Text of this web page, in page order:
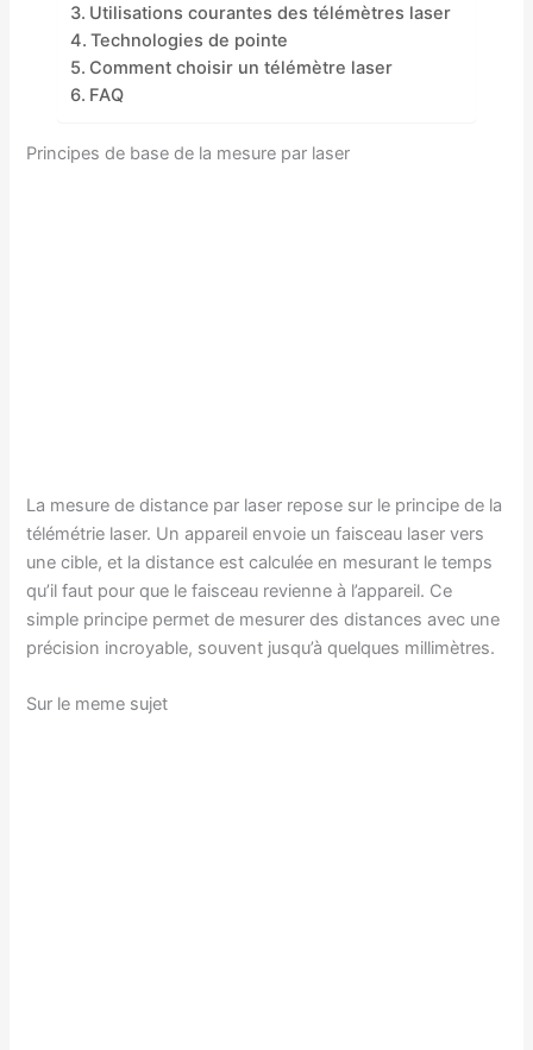
Utilisations courantes des télémètres laser
Technologies de pointe
Comment choisir un télémètre laser
FAQ
Principes de base de la mesure par laser
La mesure de distance par laser repose sur le principe de la
télémétrie laser. Un appareil envoie un faisceau laser vers
une cible, et la distance est calculée en mesurant le temps
qu’il faut pour que le faisceau revienne à l’appareil. Ce
simple principe permet de mesurer des distances avec une
précision incroyable, souvent jusqu’à quelques millimètres.
Sur le meme sujet